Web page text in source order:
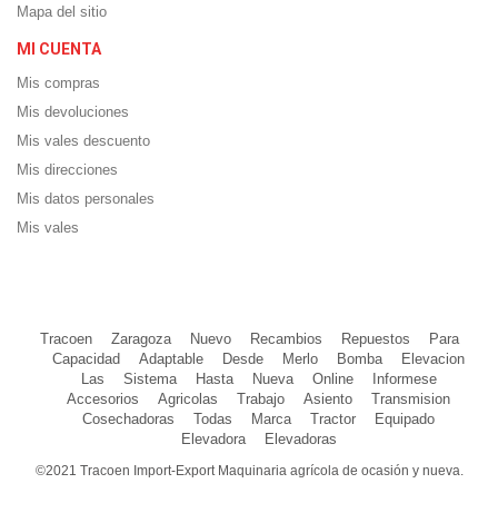
Mapa del sitio
MI CUENTA
Mis compras
Mis devoluciones
Mis vales descuento
Mis direcciones
Mis datos personales
Mis vales
Tracoen Zaragoza Nuevo Recambios Repuestos
Para
Capacidad
Adaptable Desde Merlo Bomba
Elevacion
Las
Sistema Hasta Nueva Online
Informese
Accesorios
Agricolas Trabajo Asiento
Transmision
Cosechadoras
Todas Marca Tractor
Equipado
Elevadora
Elevadoras
©2021 Tracoen Import-Export Maquinaria agrícola de ocasión y nueva.